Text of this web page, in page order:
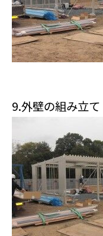
9.外壁の組み立て